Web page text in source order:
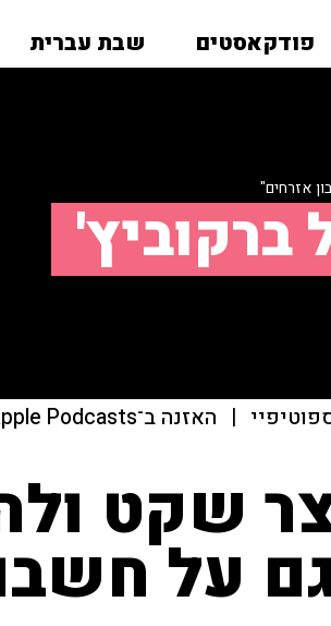
פודקאסטים שבת עברית
אזרחים"
ברקוביץ'
| האזנה ב־Apple Podcasts
שקט
על